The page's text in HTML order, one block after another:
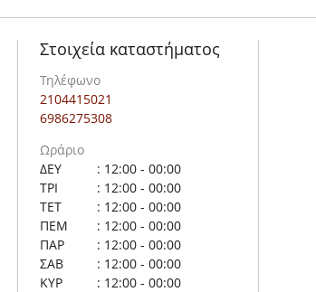
Στοιχεία καταστήματος
Τηλέφωνο
2104415021
6986275308
Ωράριο
ΔΕΥ
: 12:00 - 00:00
ΤΡΙ
: 12:00 - 00:00
ΤΕΤ
: 12:00 - 00:00
ΠΕΜ
: 12:00 - 00:00
ΠΑΡ
: 12:00 - 00:00
ΣΑΒ
: 12:00 - 00:00
ΚΥΡ
: 12:00 - 00:00